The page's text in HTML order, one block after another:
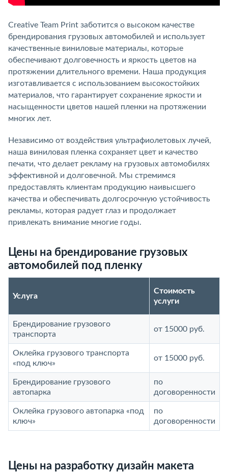
Creative Team Print заботится о высоком качестве
брендирования грузовых автомобилей и использует
качественные виниловые материалы, которые
обеспечивают долговечность и яркость цветов на
протяжении длительного времени. Наша продукция
изготавливается с использованием высокостойких
материалов, что гарантирует сохранение яркости и
насыщенности цветов нашей пленки на протяжении
многих лет.
Независимо от воздействия ультрафиолетовых лучей,
наша виниловая пленка сохраняет цвет и качество
печати, что делает рекламу на грузовых автомобилях
эффективной и долговечной. Мы стремимся
предоставлять клиентам продукцию наивысшего
качества и обеспечивать долгосрочную устойчивость
рекламы, которая радует глаз и продолжает
привлекать внимание многие годы.
Цены на брендирование грузовых
автомобилей под пленку
Услуга
Стоимость
услуги
Брендирование грузового
транспорта
от 15000 руб.
Оклейка грузового транспорта
«под ключ»
от 15000 руб.
Брендирование грузового
автопарка
по
договоренности
Оклейка грузового автопарка «под
ключ»
по
договоренности
Цены на разработку дизайн макета